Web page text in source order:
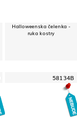
Halloweenska čelenka -
ruka kostry
58134B